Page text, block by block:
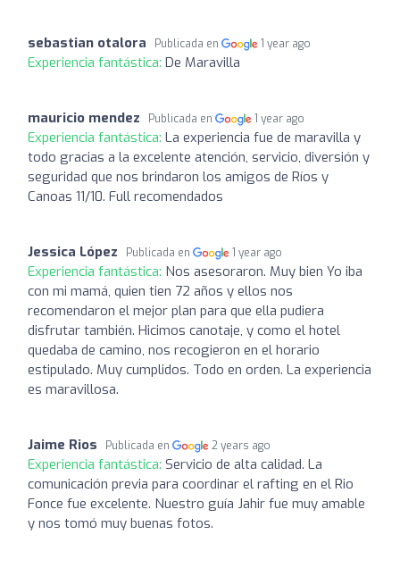
sebastian otalora Publicada en 1 year ago
Experiencia fantástica: De Maravilla
mauricio mendez Publicada en 1 year ago
Experiencia fantástica: La experiencia fue de maravilla y
todo gracias a la excelente atención, servicio, diversión y
seguridad que nos brindaron los amigos de Ríos y
Canoas 11/10. Full recomendados
Jessica López Publicada en 1 year ago
Experiencia fantástica: Nos asesoraron. Muy bien Yo iba
con mi mamá, quien tien 72 años y ellos nos
recomendaron el mejor plan para que ella pudiera
disfrutar también. Hicimos canotaje, y como el hotel
quedaba de camino, nos recogieron en el horario
estipulado. Muy cumplidos. Todo en orden. La experiencia
es maravillosa.
Jaime Rios Publicada en 2 years ago
Experiencia fantástica: Servicio de alta calidad. La
comunicación previa para coordinar el rafting en el Rio
Fonce fue excelente. Nuestro guía Jahir fue muy amable
y nos tomó muy buenas fotos.